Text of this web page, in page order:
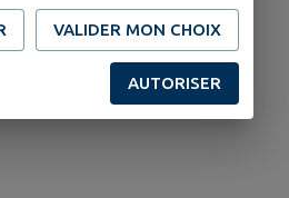
VALIDER MON CHOIX
AUTORISER